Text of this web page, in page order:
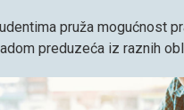
pruža mogućnost
preduzeća iz raznih